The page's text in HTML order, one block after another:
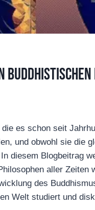
es schon seit
und obwohl sie die
diesem Blogbeitrag
aller Zeiten
des
Welt studiert und